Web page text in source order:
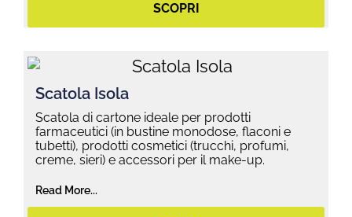
SCOPRI
Scatola Isola
Scatola di cartone ideale per prodotti
farmaceutici (in bustine monodose, flaconi e
tubetti), prodotti cosmetici (trucchi, profumi,
creme, sieri) e accessori per il make-up.
Read More...